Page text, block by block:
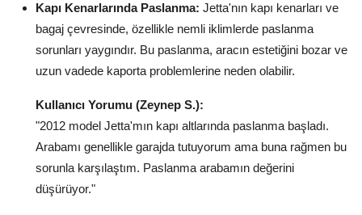
Kapı Kenarlarında Paslanma: Jetta'nın kapı kenarları ve
bagaj çevresinde, özellikle nemli iklimlerde paslanma
sorunları yaygındır. Bu paslanma, aracın estetiğini bozar ve
uzun vadede kaporta problemlerine neden olabilir.
Kullanıcı Yorumu (Zeynep S.):
"2012 model Jetta'mın kapı altlarında paslanma başladı.
Arabamı genellikle garajda tutuyorum ama buna rağmen bu
sorunla karşılaştım. Paslanma arabamın değerini
düşürüyor."